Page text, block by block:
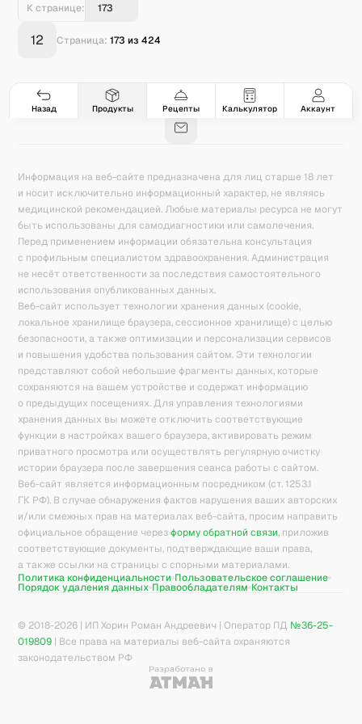
К странице:
Страница: 173 из424
12
Назад Продукты Рецепты Калькулятор Аккаунт
Гастро-сеты 8 Рецепты 171 Продукты 5078 42
База знаний Калькулятор калорий
Информация на веб-сайте предназначена для лиц старше 18 лет
и носит исключительно информационный характер, не являясь
медицинской рекомендацией. Любые материалы ресурса не могут
быть использованы для самодиагностики или самолечения.
Перед применением информации обязательна консультация
с профильным специалистом здравоохранения. Администрация
не несёт ответственности за последствия самостоятельного
использования опубликованных данных.
Веб-сайт использует технологии хранения данных (cookie,
локальное хранилище браузера, сессионное хранилище) с целью
безопасности, а также оптимизации и персонализации сервисов
и повышения удобства пользования сайтом. Эти технологии
представляют собой небольшие фрагменты данных, которые
сохраняются на вашем устройстве и содержат информацию
о предыдущих посещениях. Для управления технологиями
хранения данных вы можете отключить соответствующие
функции в настройках вашего браузера, активировать режим
приватного просмотра или осуществлять регулярную очистку
истории браузера после завершения сеанса работы с сайтом.
Веб-сайт является информационным посредником (ст. 1253.1
ГК РФ). В случае обнаружения фактов нарушения ваших авторских
и/или смежных прав на материалах веб-сайта, просим направить
официальное обращение через форму обратной связи, приложив
соответствующие документы, подтверждающие ваши права,
а также ссылки на страницы с спорными материалами.
Политика конфиденциальности Пользовательское соглашение
Порядок удаления данных Правообладателям Контакты
© 2018-2026 | ИП Хорин Роман Андреевич | Оператор ПД №36-25-
019809 | Все права на материалы веб-сайта охраняются
законодательством РФ